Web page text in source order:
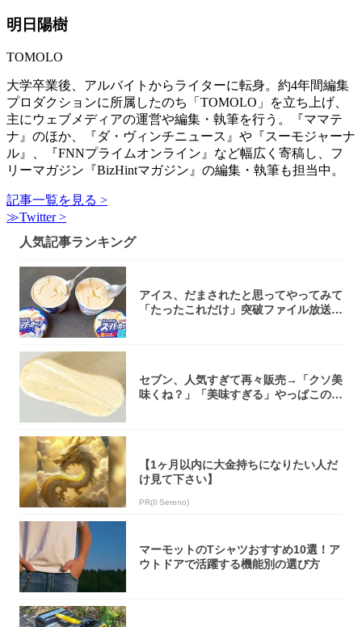
明日陽樹
TOMOLO
大学卒業後、アルバイトからライターに転身。約4年間編集
プロダクションに所属したのち「TOMOLO」を立ち上げ、
主にウェブメディアの運営や編集・執筆を行う。『ママテ
ナ』のほか、『ダ・ヴィンチニュース』や『スーモジャーナ
ル』、『FNNプライムオンライン』など幅広く寄稿し、フ
リーマガジン『BizHintマガジン』の編集・執筆も担当中。
記事一覧を見る >
≫Twitter >
人気記事ランキング
アイス、だまされたと思ってやってみて
「たったこれだけ」突破ファイル放送で
セブン、人気すぎて再々販売→「クソ美
味くね？」「美味すぎる」やっぱこのク
【1ヶ月以内に大金持ちになりたい人だ
け見て下さい】
PR(Il Sereno)
マーモットのTシャツおすすめ10選！ア
ウトドアで活躍する機能別の選び方